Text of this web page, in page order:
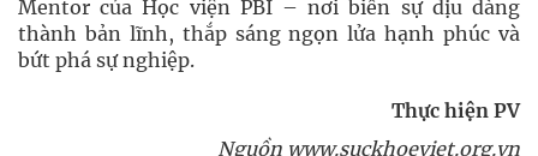
Mentor của Học viện PBI – nơi biến sự dịu dàng
thành bản lĩnh, thắp sáng ngọn lửa hạnh phúc và
bứt phá sự nghiệp.
Thực hiện PV
Nguồn www.suckhoeviet.org.vn